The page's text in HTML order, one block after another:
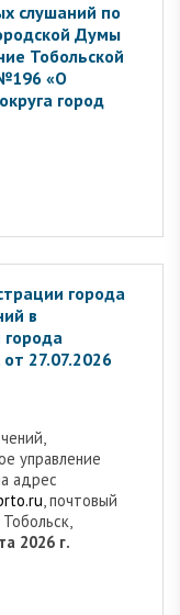
слушаний по
Думы
Тобольской
«О
город
города
в
27.07.2026
управление
адрес
, почтовый
2026 г.